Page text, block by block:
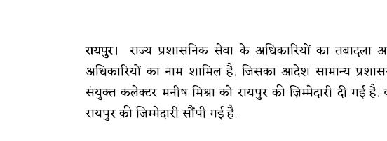
रायपुर।राज्य प्रशासनिक सेवा के अधिकारियों का
अधिकारियों का नाम शामिल है. जिसका आदेश सामान्य
संयुक्त कलेक्टर मनीष मिश्रा को रायपुर की ज़िम्मेदारी दी गई
रायपुर की जिम्मेदारी सौंपी गई है.